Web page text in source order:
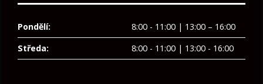
Pondělí:
8:00 - 11:00 | 13:00 – 16:00
Středa:
8:00 - 11:00 | 13:00 - 16:00